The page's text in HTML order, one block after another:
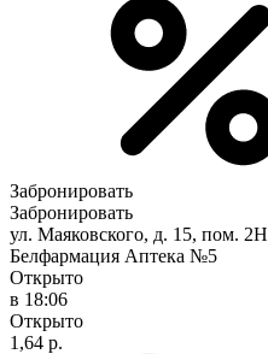
Забронировать
Забронировать
ул. Маяковского, д. 15, пом. 2Н
Белфармация Аптека №5
Открыто
в 18:06
Открыто
1,64 р.